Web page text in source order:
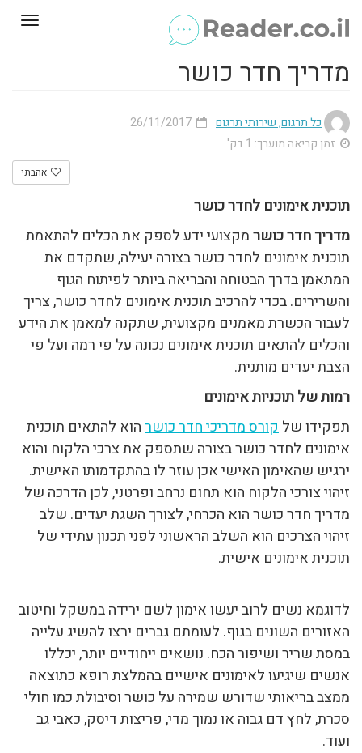
מדריך חדר כושר
כל תרגום, שירותי תרגום
זמן קריאה מוערך: 1 דק'
אהבתי
תוכנית אימונים לחדר כושר
מדריך חדר כושרמקצועי ידע לספק את הכלים להתאמת
תוכנית אימונים לחדר כושר בצורה יעילה, שתקדם את
המתאמן בדרך הבטוחה והבריאה ביותר לפיתוח הגוף
והשרירים. בכדי להרכיב תוכנית אימונים לחדר כושר, צריך
לעבור הכשרת מאמנים מקצועית, שתקנה למאמן את הידע
והכלים להתאים תוכנית אימונים נכונה על פי רמה ועל פי
הצבת יעדים מותנית.
רמות של תוכניות אימונים
תפקידו שלקורס מדריכי חדר כושרהוא להתאים תוכנית
אימונים לחדר כושר בצורה שתספק את צרכי הלקוח והוא
ירגיש שהאימון האישי אכן עוזר לו בהתקדמותו האישית.
זיהוי צורכי הלקוח הוא תחום נרחב ופרטני, לכן הדרכה של
מדריך חדר כושר הוא הכרחי, לצורך השגת יעדים. שלב
זיהוי הצרכים הוא השלב הראשוני לפני תכנון עתידי של
תוכנית אימונים אישית.
לדוגמא נשים לרוב יעשו אימון לשם ירידה במשקל וחיטוב
האזורים השונים בגוף. לעומתם גברים ירצו להשיג עלייה
במסת שריר ושיפור הכח. נושאים ייחודיים יותר, יכללו
אנשים שיגיעו לאימונים אישיים בהמלצת רופא כתוצאה
ממצב בריאותי שדורש שמירה על כושר וסיבולת כמו חולי
סכרת, לחץ דם גבוה או נמוך מדי, פריצות דיסק, כאבי גב
ועוד.